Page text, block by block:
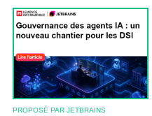
PROPOSÉ PAR JETBRAINS